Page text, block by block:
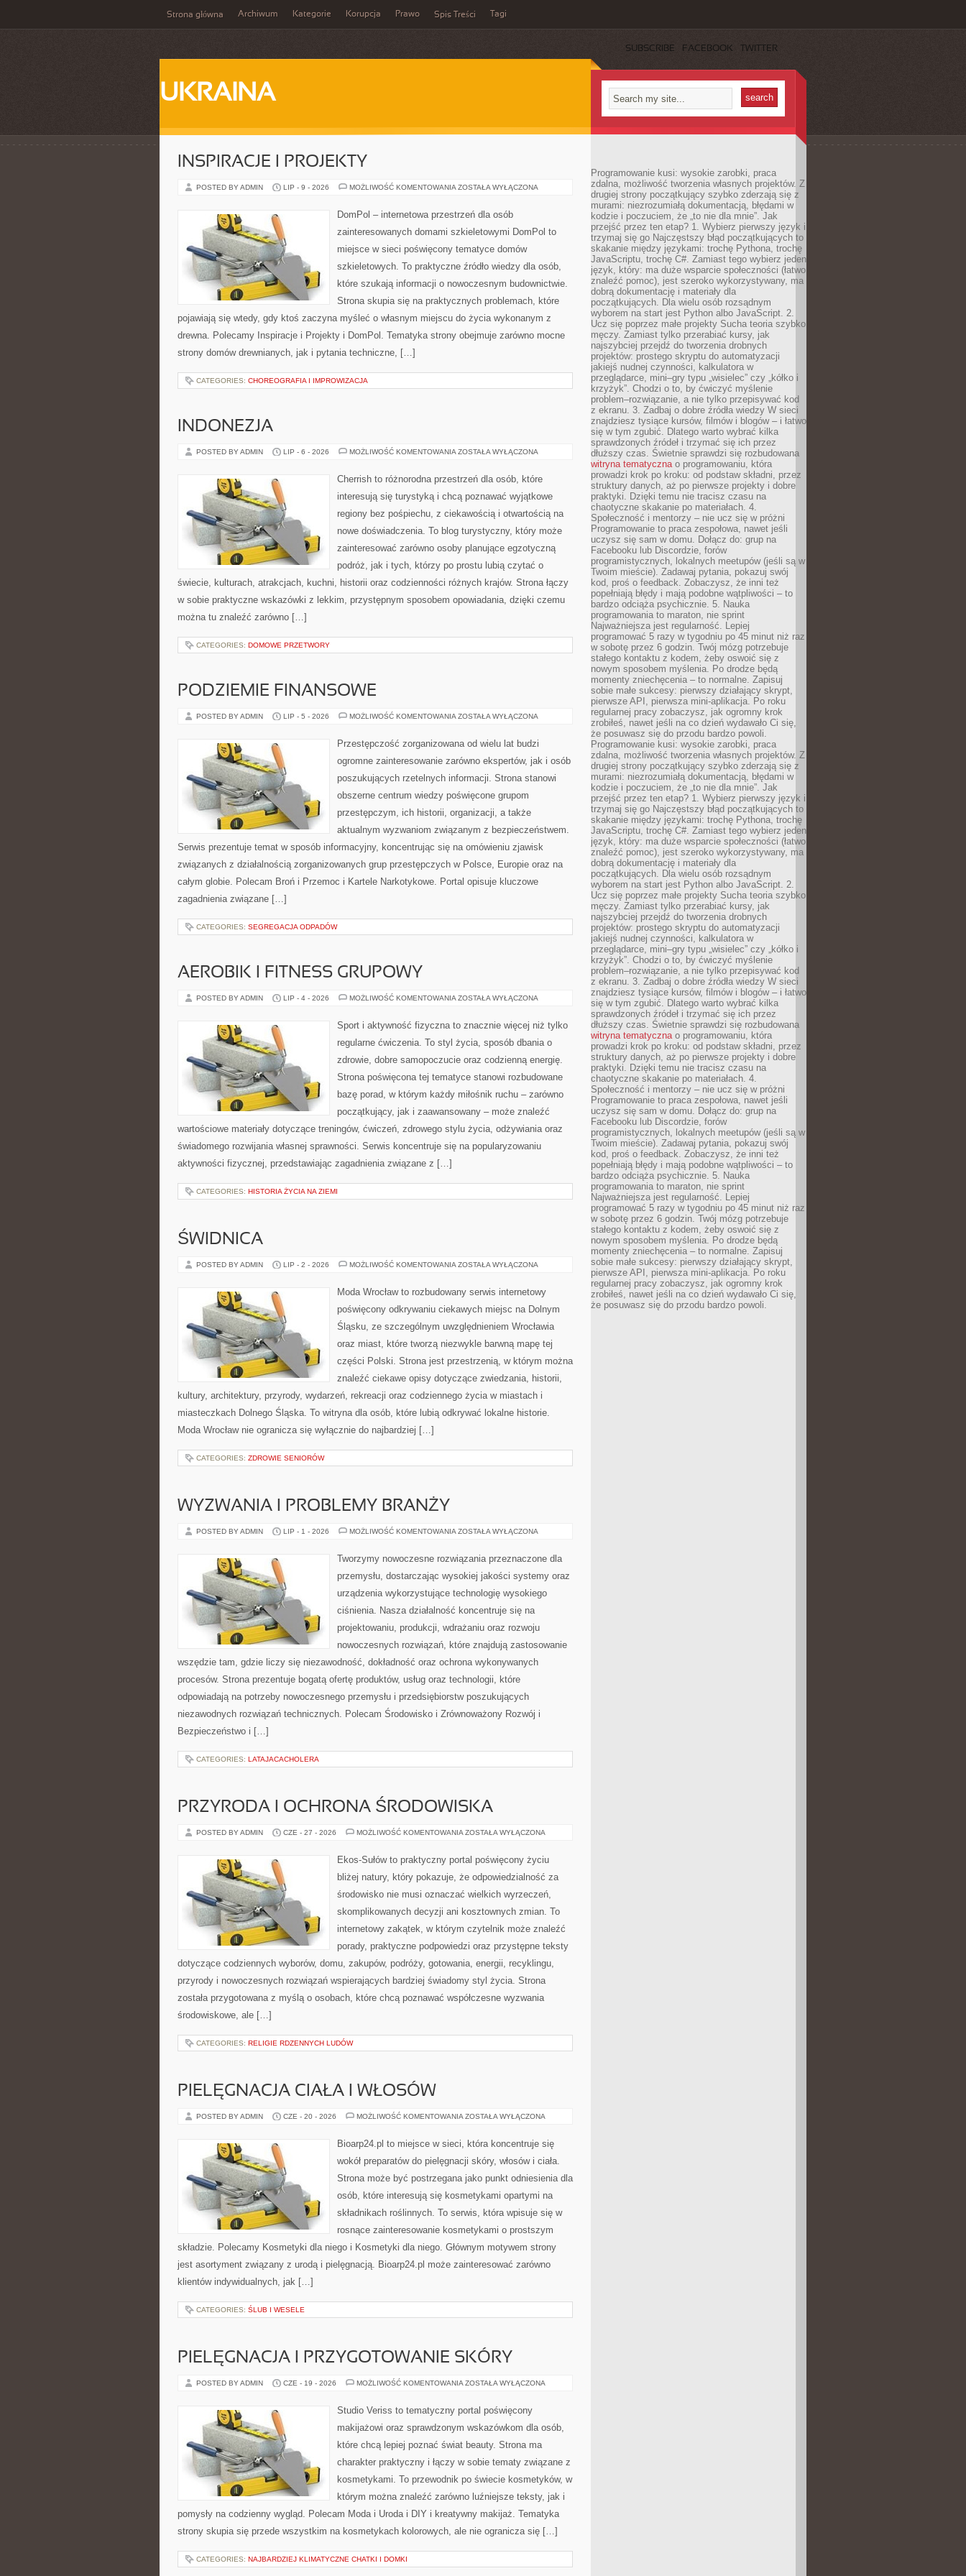
Strona główna Archiwum Kategorie Korupcja Prawo Spis Treści Tagi
SUBSCRIBE FACEBOOK TWITTER
UKRAINA
INSPIRACJE I PROJEKTY
POSTED BY ADMIN LIP - 9 - 2026 MOŻLIWOŚĆ KOMENTOWANIA INSPIRACJE
ZOSTAŁA WYŁĄCZONA
DomPol – internetowa przestrzeń dla osób
zainteresowanych domami szkieletowymi DomPol to
miejsce w sieci poświęcony tematyce domów
szkieletowych. To praktyczne źródło wiedzy dla osób,
które szukają informacji o nowoczesnym budownictwie.
Strona skupia się na praktycznych problemach, które
pojawiają się wtedy, gdy ktoś zaczyna myśleć o własnym miejscu do życia wykonanym z
drewna. Polecamy Inspiracje i Projekty i DomPol. Tematyka strony obejmuje zarówno mocne
strony domów drewnianych, jak i pytania techniczne, […]
CATEGORIES: CHOREOGRAFIA I IMPROWIZACJA
INDONEZJA
POSTED BY ADMIN LIP - 6 - 2026 MOŻLIWOŚĆ KOMENTOWANIA INDONEZJA
ZOSTAŁA WYŁĄCZONA
Cherrish to różnorodna przestrzeń dla osób, które
interesują się turystyką i chcą poznawać wyjątkowe
regiony bez pośpiechu, z ciekawością i otwartością na
nowe doświadczenia. To blog turystyczny, który może
zainteresować zarówno osoby planujące egzotyczną
podróż, jak i tych, którzy po prostu lubią czytać o
świecie, kulturach, atrakcjach, kuchni, historii oraz codzienności różnych krajów. Strona łączy
w sobie praktyczne wskazówki z lekkim, przystępnym sposobem opowiadania, dzięki czemu
można tu znaleźć zarówno […]
CATEGORIES: DOMOWE PRZETWORY
PODZIEMIE FINANSOWE
POSTED BY ADMIN LIP - 5 - 2026 MOŻLIWOŚĆ KOMENTOWANIA PODZIEMIE
ZOSTAŁA WYŁĄCZONA
Przestępczość zorganizowana od wielu lat budzi
ogromne zainteresowanie zarówno ekspertów, jak i osób
poszukujących rzetelnych informacji. Strona stanowi
obszerne centrum wiedzy poświęcone grupom
przestępczym, ich historii, organizacji, a także
aktualnym wyzwaniom związanym z bezpieczeństwem.
Serwis prezentuje temat w sposób informacyjny, koncentrując się na omówieniu zjawisk
związanych z działalnością zorganizowanych grup przestępczych w Polsce, Europie oraz na
całym globie. Polecam Broń i Przemoc i Kartele Narkotykowe. Portal opisuje kluczowe
zagadnienia związane […]
CATEGORIES: SEGREGACJA ODPADÓW
AEROBIK I FITNESS GRUPOWY
POSTED BY ADMIN LIP - 4 - 2026 MOŻLIWOŚĆ KOMENTOWANIA AEROBIK
GRUPOWY
ZOSTAŁA WYŁĄCZONA
Sport i aktywność fizyczna to znacznie więcej niż tylko
regularne ćwiczenia. To styl życia, sposób dbania o
zdrowie, dobre samopoczucie oraz codzienną energię.
Strona poświęcona tej tematyce stanowi rozbudowane
bazę porad, w którym każdy miłośnik ruchu – zarówno
początkujący, jak i zaawansowany – może znaleźć
wartościowe materiały dotyczące treningów, ćwiczeń, zdrowego stylu życia, odżywiania oraz
świadomego rozwijania własnej sprawności. Serwis koncentruje się na popularyzowaniu
aktywności fizycznej, przedstawiając zagadnienia związane z […]
CATEGORIES: HISTORIA ŻYCIA NA ZIEMI
ŚWIDNICA
POSTED BY ADMIN LIP - 2 - 2026 MOŻLIWOŚĆ KOMENTOWANIA ŚWIDNICA
ZOSTAŁA WYŁĄCZONA
Moda Wrocław to rozbudowany serwis internetowy
poświęcony odkrywaniu ciekawych miejsc na Dolnym
Śląsku, ze szczególnym uwzględnieniem Wrocławia
oraz miast, które tworzą niezwykle barwną mapę tej
części Polski. Strona jest przestrzenią, w którym można
znaleźć ciekawe opisy dotyczące zwiedzania, historii,
kultury, architektury, przyrody, wydarzeń, rekreacji oraz codziennego życia w miastach i
miasteczkach Dolnego Śląska. To witryna dla osób, które lubią odkrywać lokalne historie.
Moda Wrocław nie ogranicza się wyłącznie do najbardziej […]
CATEGORIES: ZDROWIE SENIORÓW
WYZWANIA I PROBLEMY BRANŻY
POSTED BY ADMIN LIP - 1 - 2026 MOŻLIWOŚĆ KOMENTOWANIA WYZWANIA
BRANŻY
ZOSTAŁA WYŁĄCZONA
Tworzymy nowoczesne rozwiązania przeznaczone dla
przemysłu, dostarczając wysokiej jakości systemy oraz
urządzenia wykorzystujące technologię wysokiego
ciśnienia. Nasza działalność koncentruje się na
projektowaniu, produkcji, wdrażaniu oraz rozwoju
nowoczesnych rozwiązań, które znajdują zastosowanie
wszędzie tam, gdzie liczy się niezawodność, dokładność oraz ochrona wykonywanych
procesów. Strona prezentuje bogatą ofertę produktów, usług oraz technologii, które
odpowiadają na potrzeby nowoczesnego przemysłu i przedsiębiorstw poszukujących
niezawodnych rozwiązań technicznych. Polecam Środowisko i Zrównoważony Rozwój i
Bezpieczeństwo i […]
CATEGORIES: LATAJACACHOLERA
PRZYRODA I OCHRONA ŚRODOWISKA
POSTED BY ADMIN CZE - 27 - 2026 MOŻLIWOŚĆ KOMENTOWANIA PRZYRODA
ŚRODOWISKA
ZOSTAŁA WYŁĄCZONA
Ekos-Sułów to praktyczny portal poświęcony życiu
bliżej natury, który pokazuje, że odpowiedzialność za
środowisko nie musi oznaczać wielkich wyrzeczeń,
skomplikowanych decyzji ani kosztownych zmian. To
internetowy zakątek, w którym czytelnik może znaleźć
porady, praktyczne podpowiedzi oraz przystępne teksty
dotyczące codziennych wyborów, domu, zakupów, podróży, gotowania, energii, recyklingu,
przyrody i nowoczesnych rozwiązań wspierających bardziej świadomy styl życia. Strona
została przygotowana z myślą o osobach, które chcą poznawać współczesne wyzwania
środowiskowe, ale […]
CATEGORIES: RELIGIE RDZENNYCH LUDÓW
PIELĘGNACJA CIAŁA I WŁOSÓW
POSTED BY ADMIN CZE - 20 - 2026 MOŻLIWOŚĆ KOMENTOWANIA PIELĘGNACJA
WŁOSÓW
ZOSTAŁA WYŁĄCZONA
Bioarp24.pl to miejsce w sieci, która koncentruje się
wokół preparatów do pielęgnacji skóry, włosów i ciała.
Strona może być postrzegana jako punkt odniesienia dla
osób, które interesują się kosmetykami opartymi na
składnikach roślinnych. To serwis, która wpisuje się w
rosnące zainteresowanie kosmetykami o prostszym
składzie. Polecamy Kosmetyki dla niego i Kosmetyki dla niego. Głównym motywem strony
jest asortyment związany z urodą i pielęgnacją. Bioarp24.pl może zainteresować zarówno
klientów indywidualnych, jak […]
CATEGORIES: ŚLUB I WESELE
PIELĘGNACJA I PRZYGOTOWANIE SKÓRY
POSTED BY ADMIN CZE - 19 - 2026 MOŻLIWOŚĆ KOMENTOWANIA PIELĘGNACJA
SKÓRY
ZOSTAŁA WYŁĄCZONA
Studio Veriss to tematyczny portal poświęcony
makijażowi oraz sprawdzonym wskazówkom dla osób,
które chcą lepiej poznać świat beauty. Strona ma
charakter praktyczny i łączy w sobie tematy związane z
kosmetykami. To przewodnik po świecie kosmetyków, w
którym można znaleźć zarówno luźniejsze teksty, jak i
pomysły na codzienny wygląd. Polecam Moda i Uroda i DIY i kreatywny makijaż. Tematyka
strony skupia się przede wszystkim na kosmetykach kolorowych, ale nie ogranicza się […]
CATEGORIES: NAJBARDZIEJ KLIMATYCZNE CHATKI I DOMKI
Programowanie kusi: wysokie zarobki, praca
zdalna, możliwość tworzenia własnych projektów. Z
drugiej strony początkujący szybko zderzają się z
murami: niezrozumiałą dokumentacją, błędami w
kodzie i poczuciem, że „to nie dla mnie”. Jak
przejść przez ten etap? 1. Wybierz pierwszy język i
trzymaj się go Najczęstszy błąd początkujących to
skakanie między językami: trochę Pythona, trochę
JavaScriptu, trochę C#. Zamiast tego wybierz jeden
język, który: ma duże wsparcie społeczności (łatwo
znaleźć pomoc), jest szeroko wykorzystywany, ma
dobrą dokumentację i materiały dla
początkujących. Dla wielu osób rozsądnym
wyborem na start jest Python albo JavaScript. 2.
Ucz się poprzez małe projekty Sucha teoria szybko
męczy. Zamiast tylko przerabiać kursy, jak
najszybciej przejdź do tworzenia drobnych
projektów: prostego skryptu do automatyzacji
jakiejś nudnej czynności, kalkulatora w
przeglądarce, mini–gry typu „wisielec” czy „kółko i
krzyżyk”. Chodzi o to, by ćwiczyć myślenie
problem–rozwiązanie, a nie tylko przepisywać kod
z ekranu. 3. Zadbaj o dobre źródła wiedzy W sieci
znajdziesz tysiące kursów, filmów i blogów – i łatwo
się w tym zgubić. Dlatego warto wybrać kilka
sprawdzonych źródeł i trzymać się ich przez
dłuższy czas. Świetnie sprawdzi się rozbudowana
witryna tematycznao programowaniu, która
prowadzi krok po kroku: od podstaw składni, przez
struktury danych, aż po pierwsze projekty i dobre
praktyki. Dzięki temu nie tracisz czasu na
chaotyczne skakanie po materiałach. 4.
Społeczność i mentorzy – nie ucz się w próżni
Programowanie to praca zespołowa, nawet jeśli
uczysz się sam w domu. Dołącz do: grup na
Facebooku lub Discordzie, forów
programistycznych, lokalnych meetupów (jeśli są w
Twoim mieście). Zadawaj pytania, pokazuj swój
kod, proś o feedback. Zobaczysz, że inni też
popełniają błędy i mają podobne wątpliwości – to
bardzo odciąża psychicznie. 5. Nauka
programowania to maraton, nie sprint
Najważniejsza jest regularność. Lepiej
programować 5 razy w tygodniu po 45 minut niż raz
w sobotę przez 6 godzin. Twój mózg potrzebuje
stałego kontaktu z kodem, żeby oswoić się z
nowym sposobem myślenia. Po drodze będą
momenty zniechęcenia – to normalne. Zapisuj
sobie małe sukcesy: pierwszy działający skrypt,
pierwsze API, pierwsza mini-aplikacja. Po roku
regularnej pracy zobaczysz, jak ogromny krok
zrobiłeś, nawet jeśli na co dzień wydawało Ci się,
że posuwasz się do przodu bardzo powoli.
Programowanie kusi: wysokie zarobki, praca
zdalna, możliwość tworzenia własnych projektów. Z
drugiej strony początkujący szybko zderzają się z
murami: niezrozumiałą dokumentacją, błędami w
kodzie i poczuciem, że „to nie dla mnie”. Jak
przejść przez ten etap? 1. Wybierz pierwszy język i
trzymaj się go Najczęstszy błąd początkujących to
skakanie między językami: trochę Pythona, trochę
JavaScriptu, trochę C#. Zamiast tego wybierz jeden
język, który: ma duże wsparcie społeczności (łatwo
znaleźć pomoc), jest szeroko wykorzystywany, ma
dobrą dokumentację i materiały dla
początkujących. Dla wielu osób rozsądnym
wyborem na start jest Python albo JavaScript. 2.
Ucz się poprzez małe projekty Sucha teoria szybko
męczy. Zamiast tylko przerabiać kursy, jak
najszybciej przejdź do tworzenia drobnych
projektów: prostego skryptu do automatyzacji
jakiejś nudnej czynności, kalkulatora w
przeglądarce, mini–gry typu „wisielec” czy „kółko i
krzyżyk”. Chodzi o to, by ćwiczyć myślenie
problem–rozwiązanie, a nie tylko przepisywać kod
z ekranu. 3. Zadbaj o dobre źródła wiedzy W sieci
znajdziesz tysiące kursów, filmów i blogów – i łatwo
się w tym zgubić. Dlatego warto wybrać kilka
sprawdzonych źródeł i trzymać się ich przez
dłuższy czas. Świetnie sprawdzi się rozbudowana
witryna tematycznao programowaniu, która
prowadzi krok po kroku: od podstaw składni, przez
struktury danych, aż po pierwsze projekty i dobre
praktyki. Dzięki temu nie tracisz czasu na
chaotyczne skakanie po materiałach. 4.
Społeczność i mentorzy – nie ucz się w próżni
Programowanie to praca zespołowa, nawet jeśli
uczysz się sam w domu. Dołącz do: grup na
Facebooku lub Discordzie, forów
programistycznych, lokalnych meetupów (jeśli są w
Twoim mieście). Zadawaj pytania, pokazuj swój
kod, proś o feedback. Zobaczysz, że inni też
popełniają błędy i mają podobne wątpliwości – to
bardzo odciąża psychicznie. 5. Nauka
programowania to maraton, nie sprint
Najważniejsza jest regularność. Lepiej
programować 5 razy w tygodniu po 45 minut niż raz
w sobotę przez 6 godzin. Twój mózg potrzebuje
stałego kontaktu z kodem, żeby oswoić się z
nowym sposobem myślenia. Po drodze będą
momenty zniechęcenia – to normalne. Zapisuj
sobie małe sukcesy: pierwszy działający skrypt,
pierwsze API, pierwsza mini-aplikacja. Po roku
regularnej pracy zobaczysz, jak ogromny krok
zrobiłeś, nawet jeśli na co dzień wydawało Ci się,
że posuwasz się do przodu bardzo powoli.